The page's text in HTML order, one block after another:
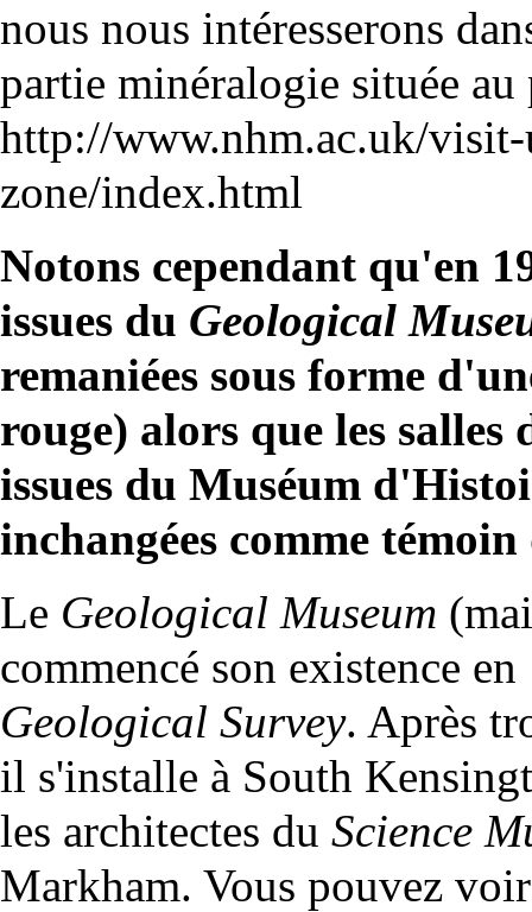
nous nous intéresserons
partie minéralogie située
http://www.nhm.ac.uk/
zone/index.html
Notons cependant qu'en
issues du Geological
remaniées sous forme
rouge) alors que les
issues du Muséum
inchangées comme témoin
Le Geological Museum
commencé son existence
Geological Survey. Après
il s'installe à South
les architectes du Science
Markham. Vous pouvez